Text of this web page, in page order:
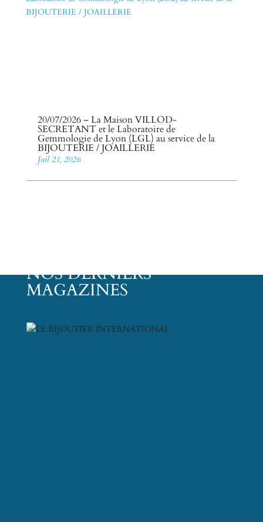
20/07/2026 – La Maison VILLOD-
SECRETANT et le Laboratoire de
Gemmologie de Lyon (LGL) au service de la
BIJOUTERIE / JOAILLERIE
Juil 21, 2026
NOS DERNIERS
MAGAZINES